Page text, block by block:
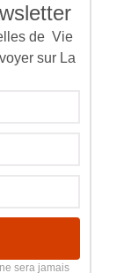
de Vie
sur La
sera jamais